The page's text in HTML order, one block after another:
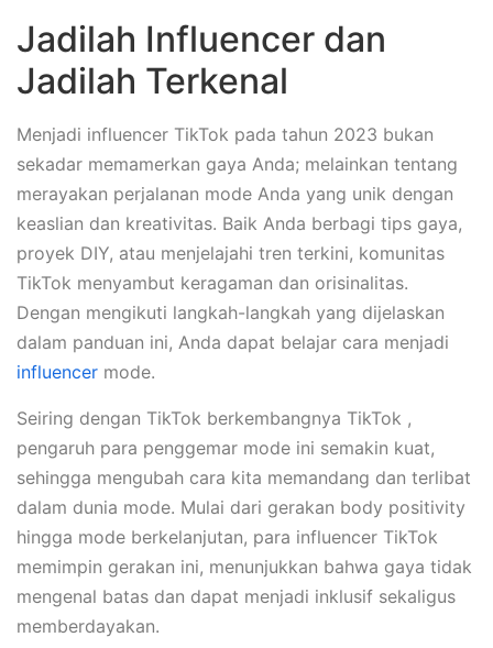
Jadilah Influencer dan
Jadilah Terkenal
Menjadi influencer TikTok pada tahun 2023 bukan
sekadar memamerkan gaya Anda; melainkan tentang
merayakan perjalanan mode Anda yang unik dengan
keaslian dan kreativitas. Baik Anda berbagi tips gaya,
proyek DIY, atau menjelajahi tren terkini, komunitas
TikTok menyambut keragaman dan orisinalitas.
Dengan mengikuti langkah-langkah yang dijelaskan
dalam panduan ini, Anda dapat belajar cara menjadi
influencer mode.
Seiring dengan TikTok berkembangnya TikTok ,
pengaruh para penggemar mode ini semakin kuat,
sehingga mengubah cara kita memandang dan terlibat
dalam dunia mode. Mulai dari gerakan body positivity
hingga mode berkelanjutan, para influencer TikTok
memimpin gerakan ini, menunjukkan bahwa gaya tidak
mengenal batas dan dapat menjadi inklusif sekaligus
memberdayakan.